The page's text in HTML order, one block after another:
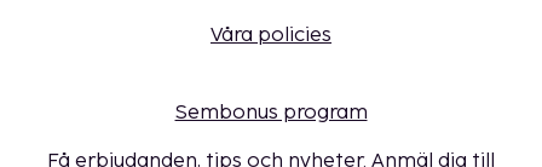
Våra policies
Sembonus program
Få erbjudanden, tips och nyheter. Anmäl dig till